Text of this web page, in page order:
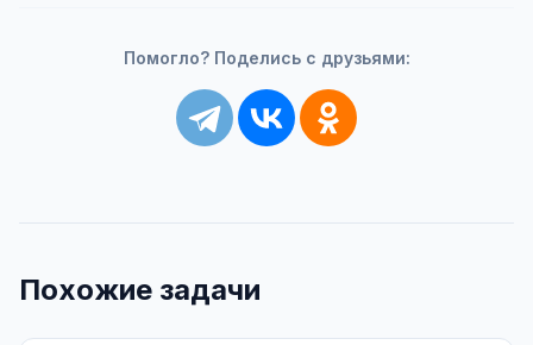
Помогло? Поделись с друзьями:
Похожие задачи